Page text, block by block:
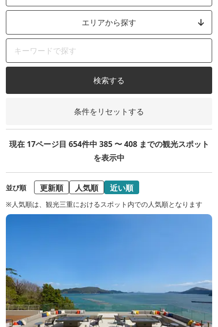
エリアから探す
検索する
条件をリセットする
現在 17ページ目 654件中 385 〜 408 までの観光スポット
を表示中
並び順 更新順 人気順 近い順
※人気順は、観光三重におけるスポット内での人気順となります